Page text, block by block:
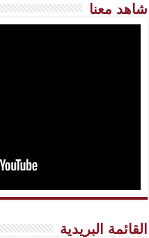
شاهد معنا
القائمة البريدية